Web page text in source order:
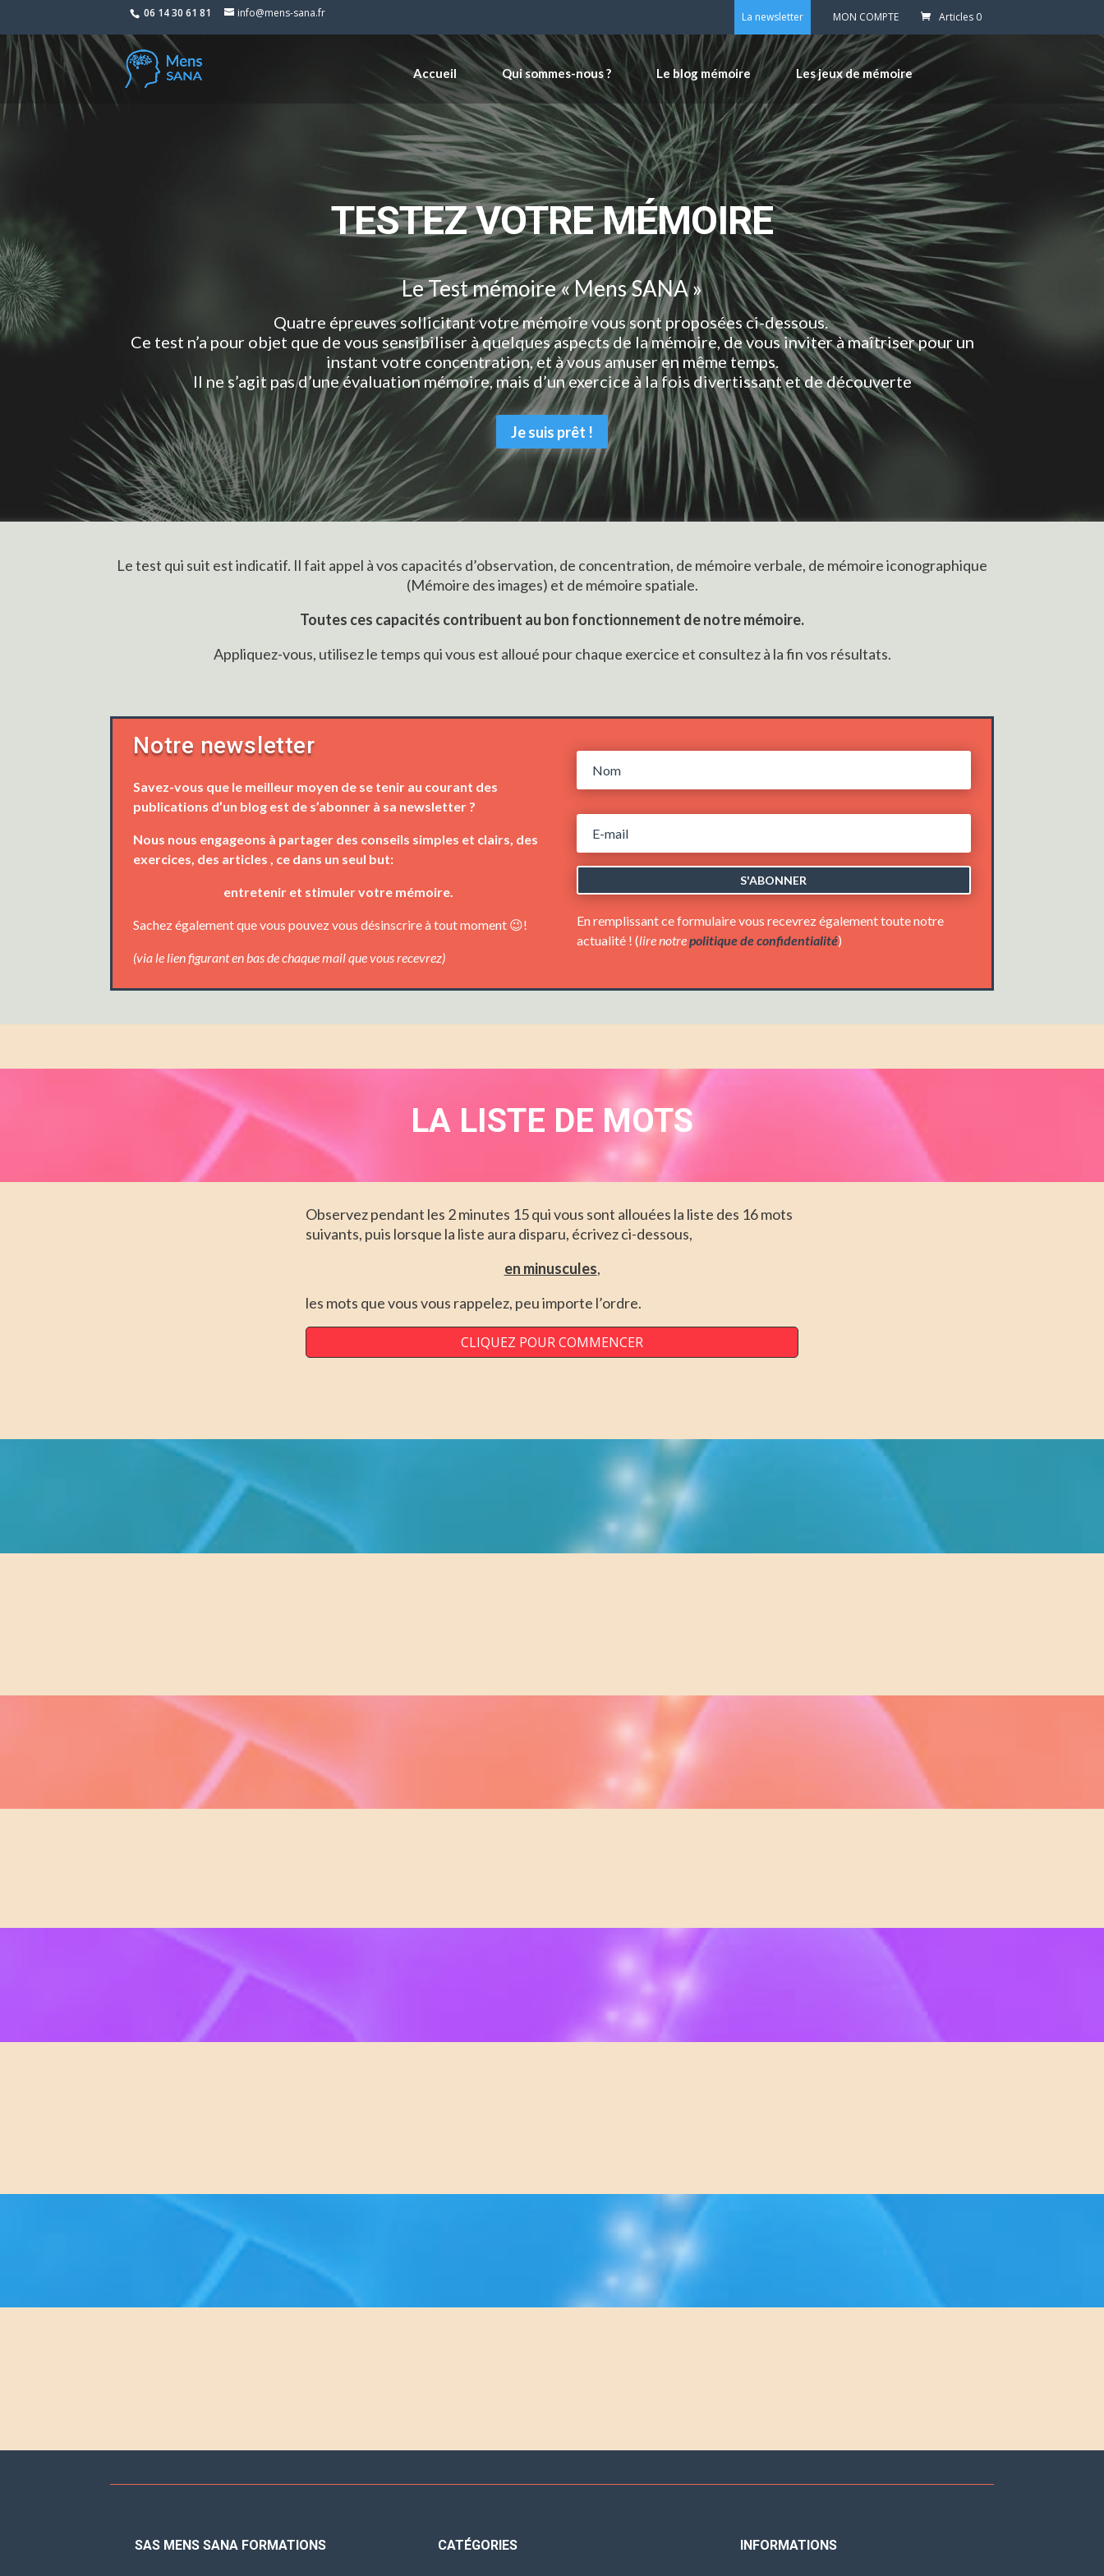
06 14 30 61 81 info@mens-sana.fr La newsletter MON COMPTE Articles 0
Accueil Qui sommes-nous ? Le blog mémoire Les jeux de mémoire
TESTEZ VOTRE MÉMOIRE
Le Test mémoire « Mens SANA »
Quatre épreuves sollicitant votre mémoire vous sont proposées ci-dessous.
Ce test n’a pour objet que de vous sensibiliser à quelques aspects de la mémoire, de vous inviter à maîtriser pour un
instant votre concentration, et à vous amuser en même temps.
Il ne s’agit pas d’une évaluation mémoire, mais d’un exercice à la fois divertissant et de découverte
Je suis prêt !
Le test qui suit est indicatif. Il fait appel à vos capacités d’observation, de concentration, de mémoire verbale, de mémoire iconographique
(Mémoire des images) et de mémoire spatiale.
Toutes ces capacités contribuent au bon fonctionnement de notre mémoire.
Appliquez-vous, utilisez le temps qui vous est alloué pour chaque exercice et consultez à la fin vos résultats.
Notre newsletter
Savez-vous que le meilleur moyen de se tenir au courant des
publications d’un blog est de s’abonner à sa newsletter ?
Nous nous engageons à partager des conseils simples et clairs, des
exercices, des articles , ce dans un seul but:
entretenir et stimuler votre mémoire.
Sachez également que vous pouvez vous désinscrire à tout moment 😉!
(via le lien figurant en bas de chaque mail que vous recevrez)
S'ABONNER
En remplissant ce formulaire vous recevrez également toute notre
actualité ! (lire notrepolitique de confidentialité)
LA LISTE DE MOTS
Observez pendant les 2 minutes 15 qui vous sont allouées la liste des 16 mots
suivants, puis lorsque la liste aura disparu, écrivez ci-dessous,
en minuscules,
les mots que vous vous rappelez, peu importe l’ordre.
SAS MENS SANA FORMATIONS CATÉGORIES INFORMATIONS